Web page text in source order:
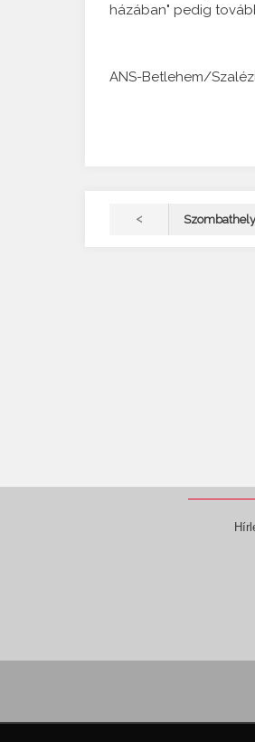
házában" pedig
ANS-Betlehem/
<